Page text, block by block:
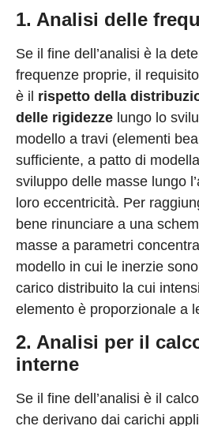
1. Analisi delle
Se il fine dell’analisi è la
frequenze proprie, il
è il rispetto della
delle rigidezze lungo lo
modello a travi (elementi
sufficiente, a patto di
sviluppo delle masse lungo
loro eccentricità. Per
bene rinunciare a una
masse a parametri
modello in cui le inerzie
carico distribuito la cui
elemento è proporzionale a
2. Analisi per il
interne
Se il fine dell’analisi è il
che derivano dai carichi